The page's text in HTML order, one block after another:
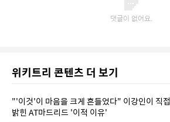
위키트리 콘텐츠 더 보기
"'이것'이 마음을 크게 흔들었다" 이강인이 직접
밝힌 AT마드리드 '이적 이유'